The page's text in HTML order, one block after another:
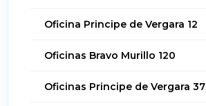
Oficina Principe de Vergara 12
Oficinas Bravo Murillo 120
Oficinas Principe de Vergara 37